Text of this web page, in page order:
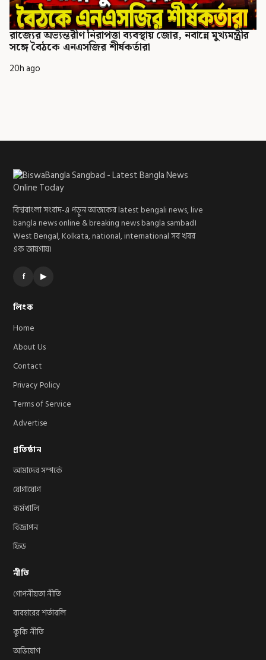
রাজ্যের অভ্যন্তরীণ নিরাপত্তা ব্যবস্থায় জোর, নবান্নে মুখ্যমন্ত্রীর
সঙ্গে বৈঠকে এনএসজির শীর্ষকর্তারা
20h ago
বিশ্ববাংলা সংবাদ-এ পড়ুন আজকের latest bengali news, live
bangla news online & breaking news bangla sambad।
West Bengal, Kolkata, national, international সব খবর
এক জায়গায়।
f ▶
লিংক
Home
About Us
Contact
Privacy Policy
Terms of Service
Advertise
প্রতিষ্ঠান
আমাদের সম্পর্কে
যোগাযোগ
কর্মখালি
বিজ্ঞাপন
ফিড
নীতি
গোপনীয়তা নীতি
ব্যবহারের শর্তাবলি
কুকি নীতি
অভিযোগ